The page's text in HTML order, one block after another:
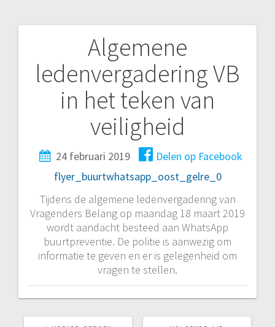
Algemene
ledenvergadering VB
in het teken van
veiligheid
24 februari 2019
Delen op Facebook
flyer_buurtwhatsapp_oost_gelre_0
Tijdens de algemene ledenvergadering van
Vragenders Belang op maandag 18 maart 2019
wordt aandacht besteed aan WhatsApp
buurtpreventie. De politie is aanwezig om
informatie te geven en er is gelegenheid om
vragen te stellen.
Bericht
navigatie